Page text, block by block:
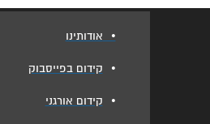
• אודותינו
• קידום בפייסבוק
• קידום אורגני